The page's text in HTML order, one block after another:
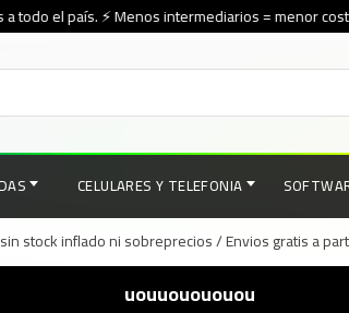
todo el país. ⚡ Menos intermediarios = menor costo
CELULARES Y TELEFONIA
stock inflado ni sobreprecios / Envios gratis a
uouuouououou